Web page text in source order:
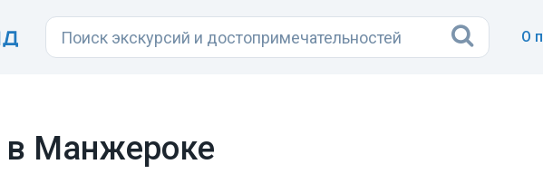
О
в Манжероке